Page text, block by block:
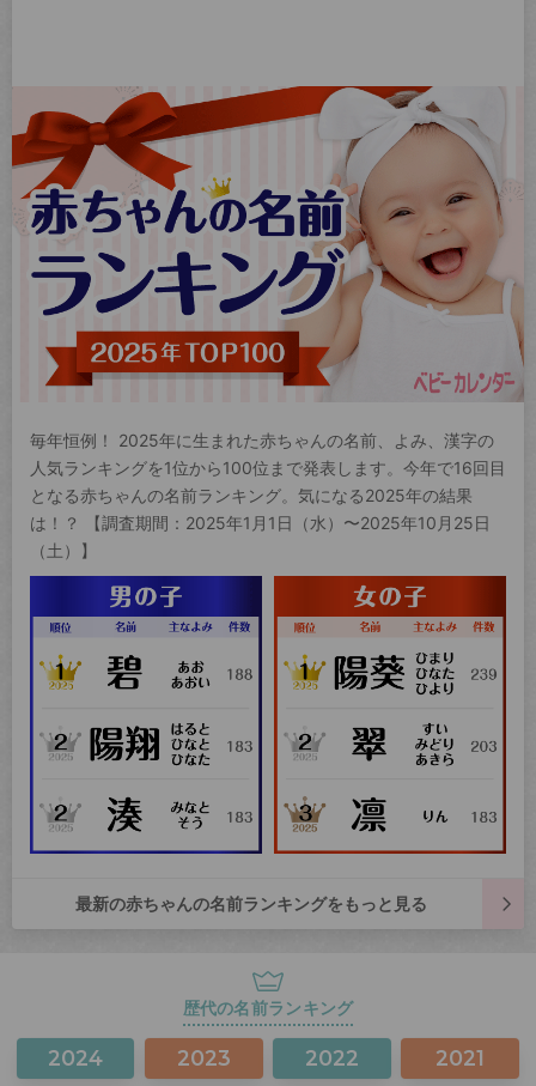
毎年恒例！ 2025年に生まれた赤ちゃんの名前、よみ、漢字の
人気ランキングを1位から100位まで発表します。今年で16回目
となる赤ちゃんの名前ランキング。気になる2025年の結果
は！？ 【調査期間：2025年1月1日（水）〜2025年10月25日
（土）】
最新の赤ちゃんの名前ランキングをもっと見る
歴代の名前ランキング
2024 2023 2022 2021